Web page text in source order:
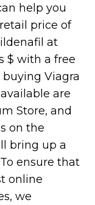
help you
price of
at
$ with a free
buying Viagra
are
Store, and
on the
bring up a
ensure that
online
we